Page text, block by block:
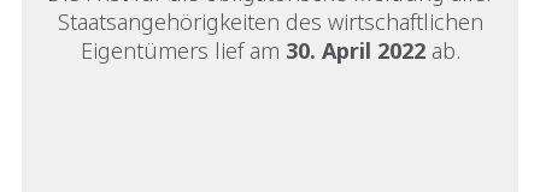
Staatsangehörigkeiten des wirtschaftlichen
Eigentümers lief am 30. April 2022ab.